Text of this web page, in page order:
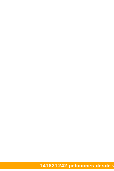
141821242 peticiones desde